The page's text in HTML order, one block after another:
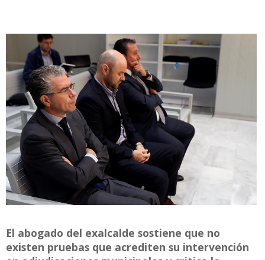
El abogado del exalcalde sostiene que no
existen pruebas que acrediten su intervención